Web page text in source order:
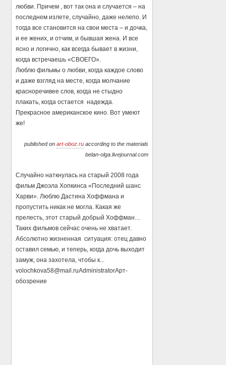
любви. Причем , вот так она и случается – на
последнем излете, случайно, даже нелепо. И
тогда все становится на свои места – и дочка,
и ее жених, и отчим, и бывшая жена. И все
ясно и логично, как всегда бывает в жизни,
когда встречаешь «СВОЕГО».
Люблю фильмы о любви, когда каждое слово
и даже взгляд на месте, когда молчание
красноречивее слов, когда не стыдно
плакать, когда остается надежда.
Прекрасное американское кино. Вот умеют
же!
published on art-oboz.ruaccording to the materials
belan-olga.livejournal.com
Случайно наткнулась на старый 2008 года
фильм Джоэла Хопкинса «Последний шанс
Харви». Люблю Дастина Хоффмана и
пропустить никак не могла. Какая же
прелесть, этот старый добрый Хоффман…
Таких фильмов сейчас очень не хватает.
Абсолютно жизненная ситуация: отец давно
оставил семью, и теперь, когда дочь выходит
замуж, она захотела, чтобы к...
volochkova58@mail.ruAdministratorАрт-
обозрение